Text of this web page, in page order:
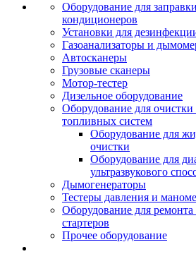
Оборудование для
кондиционеров
Установки для
Газоанализаторы и
Автосканеры
Грузовые сканеры
Мотор-тестер
Дизельное оборудование
Оборудование для
топливных систем
Оборудование для
очистки
Оборудование для
ультразвукового
Дымогенераторы
Тестеры давления и
Оборудование для ремонта
стартеров
Прочее оборудование